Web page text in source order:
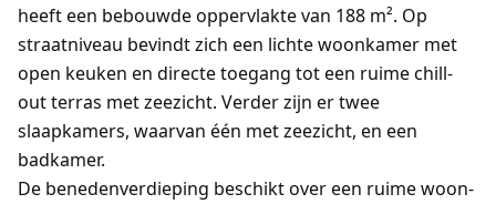
heeft een bebouwde oppervlakte van 188 m². Op
straatniveau bevindt zich een lichte woonkamer met
open keuken en directe toegang tot een ruime chill-
out terras met zeezicht. Verder zijn er twee
slaapkamers, waarvan één met zeezicht, en een
badkamer.
De benedenverdieping beschikt over een ruime woon-